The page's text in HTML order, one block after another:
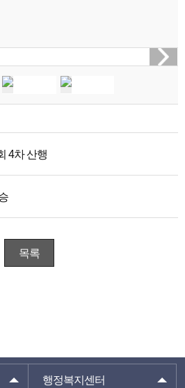
4차 산행
목록
행정복지센터